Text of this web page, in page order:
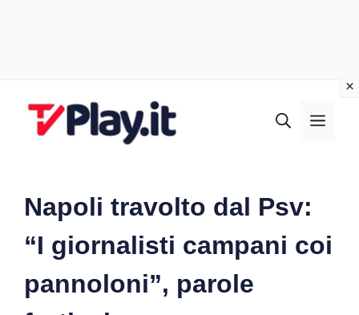
Napoli travolto dal Psv:
“I giornalisti campani coi
pannoloni”, parole